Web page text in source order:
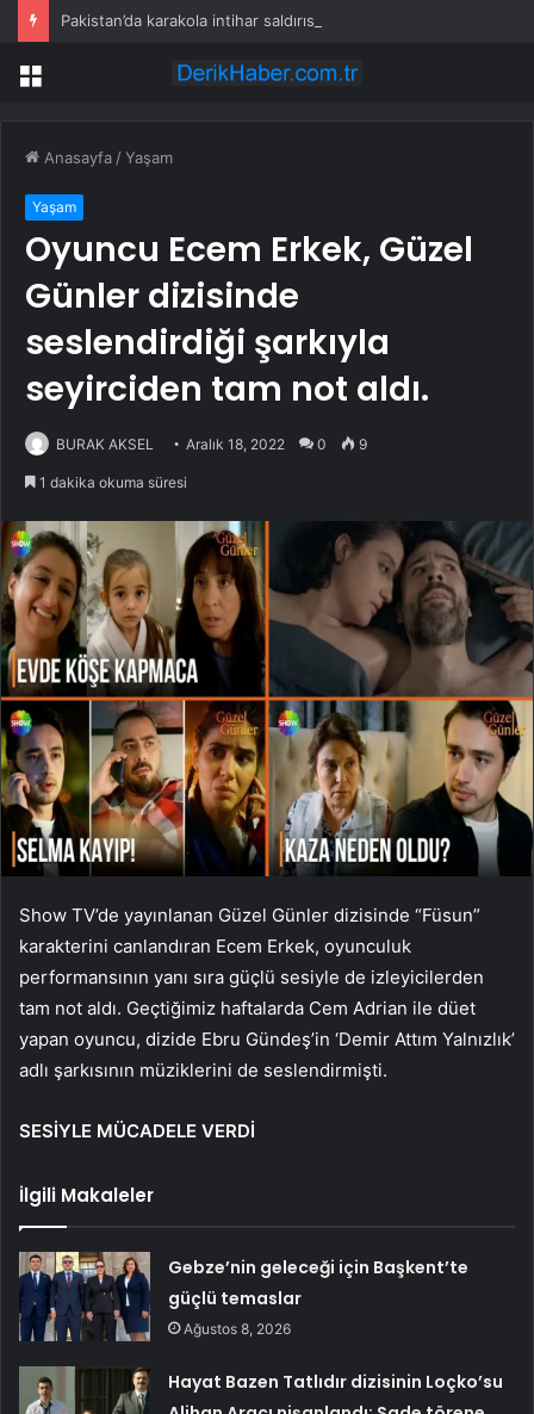
Pakistan’da karakola intihar saldırısı; 7 ölü, 15 yaralı
Menü
Anasayfa /Yaşam
Yaşam
Oyuncu Ecem Erkek, Güzel
Günler dizisinde
seslendirdiği şarkıyla
seyirciden tam not aldı.
BURAK AKSEL Aralık 18, 2022 0 9
1 dakika okuma süresi
Show TV’de yayınlanan Güzel Günler dizisinde “Füsun”
karakterini canlandıran Ecem Erkek, oyunculuk
performansının yanı sıra güçlü sesiyle de izleyicilerden
tam not aldı. Geçtiğimiz haftalarda Cem Adrian ile düet
yapan oyuncu, dizide Ebru Gündeş’in ‘Demir Attım Yalnızlık’
adlı şarkısının müziklerini de seslendirmişti.
SESİYLE MÜCADELE VERDİ
İlgili Makaleler
Gebze’nin geleceği için Başkent’te
güçlü temaslar
Ağustos 8, 2026
Hayat Bazen Tatlıdır dizisinin Loçko’su